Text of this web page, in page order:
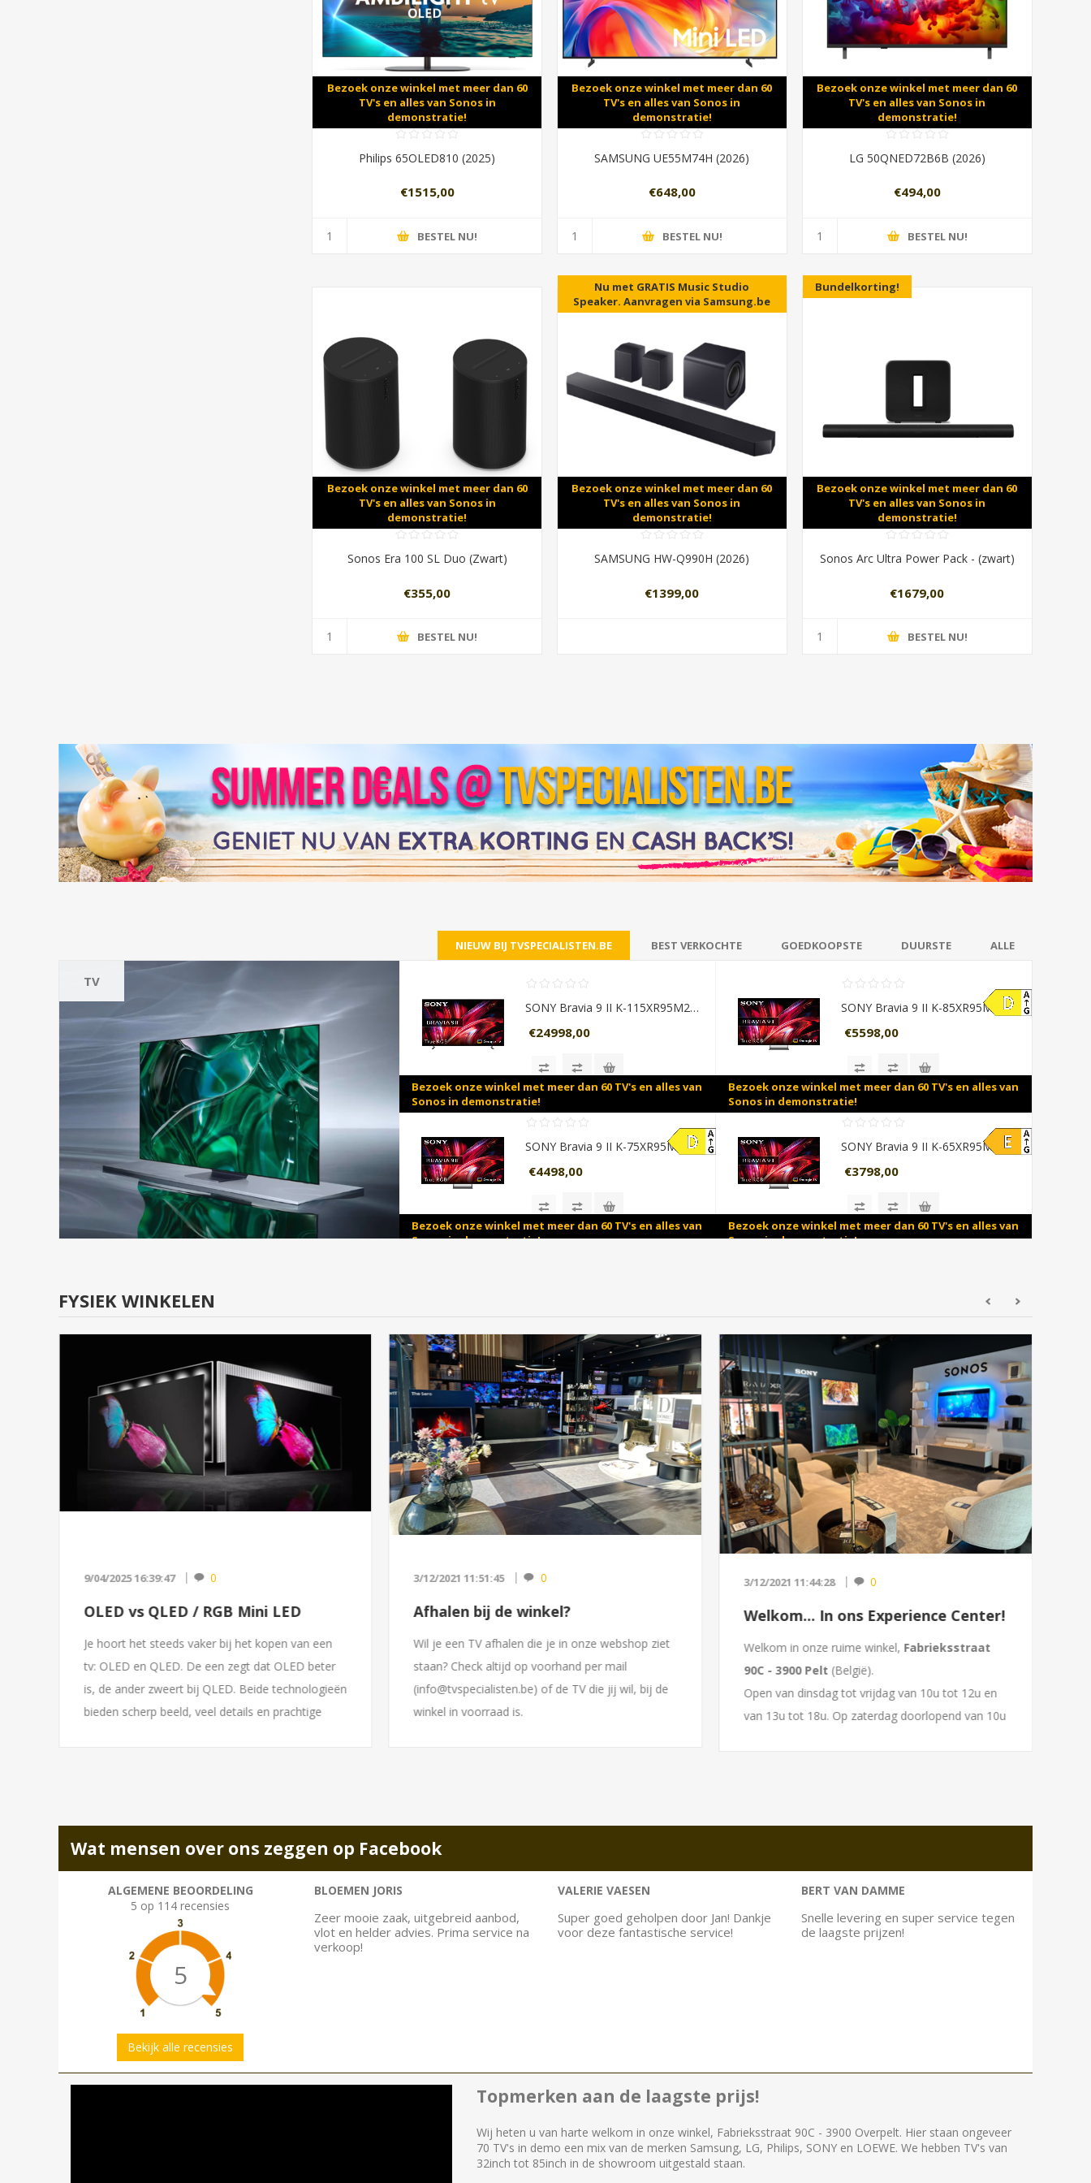
Bezoek onze winkel met meer dan 60
TV's en alles van Sonos in
demonstratie!
Philips 65OLED810 (2025)
€1515,00
BESTEL NU!
Bezoek onze winkel met meer dan 60
TV's en alles van Sonos in
demonstratie!
SAMSUNG UE55M74H (2026)
€648,00
BESTEL NU!
Bezoek onze winkel met meer dan 60
TV's en alles van Sonos in
demonstratie!
LG 50QNED72B6B (2026)
€494,00
BESTEL NU!
Bezoek onze winkel met meer dan 60
TV's en alles van Sonos in
demonstratie!
Sonos Era 100 SL Duo (Zwart)
€355,00
BESTEL NU!
Nu met GRATIS Music Studio
Speaker. Aanvragen via Samsung.be
Bezoek onze winkel met meer dan 60
TV's en alles van Sonos in
demonstratie!
SAMSUNG HW-Q990H (2026)
€1399,00
Bundelkorting!
Bezoek onze winkel met meer dan 60
TV's en alles van Sonos in
demonstratie!
Sonos Arc Ultra Power Pack - (zwart)
€1679,00
BESTEL NU!
NIEUW BIJ TVSPECIALISTEN.BE BEST VERKOCHTE GOEDKOOPSTE DUURSTE ALLE
TV
Onze toppers
Grote TV's
Middelgrote TV's
Kleine TV's
Bezoek onze winkel met meer dan 60 TV's en alles van
Sonos in demonstratie!
SONY Bravia 9 II K-115XR95M2 (2026)
€24998,00
Bezoek onze winkel met meer dan 60 TV's en alles van
Sonos in demonstratie!
SONY Bravia 9 II K-85XR95M2 (2026)
€5598,00
Bezoek onze winkel met meer dan 60 TV's en alles van
Sonos in demonstratie!
SONY Bravia 9 II K-75XR95M2 (2026)
€4498,00
Bezoek onze winkel met meer dan 60 TV's en alles van
Sonos in demonstratie!
SONY Bravia 9 II K-65XR95M2 (2026)
€3798,00
FYSIEK WINKELEN
9/04/2025 16:39:47 0
OLED vs QLED / RGB Mini LED
Je hoort het steeds vaker bij het kopen van een
tv: OLED en QLED. De een zegt dat OLED beter
is, de ander zweert bij QLED. Beide technologieën
bieden scherp beeld, veel details en prachtige
3/12/2021 11:51:45 0
Afhalen bij de winkel?
Wil je een TV afhalen die je in onze webshop ziet
staan? Check altijd op voorhand per mail
(info@tvspecialisten.be) of de TV die jij wil, bij de
winkel in voorraad is.
3/12/2021 11:44:28 0
Welkom... In ons Experience Center!
Welkom in onze ruime winkel, Fabrieksstraat
90C - 3900 Pelt (België).
Open van dinsdag tot vrijdag van 10u tot 12u en
van 13u tot 18u. Op zaterdag doorlopend van 10u
Wat mensen over ons zeggen op Facebook
ALGEMENE BEOORDELING
5 op 114 recensies
5
Bekijk alle recensies
BLOEMEN JORIS
Zeer mooie zaak, uitgebreid aanbod,
vlot en helder advies. Prima service na
verkoop!
VALERIE VAESEN
Super goed geholpen door Jan! Dankje
voor deze fantastische service!
BERT VAN DAMME
Snelle levering en super service tegen
de laagste prijzen!
Topmerken aan de laagste prijs!
Wij heten u van harte welkom in onze winkel, Fabrieksstraat 90C - 3900 Overpelt. Hier staan ongeveer
70 TV's in demo een mix van de merken Samsung, LG, Philips, SONY en LOEWE. We hebben TV's van
32inch tot 85inch in de showroom uitgestald staan.